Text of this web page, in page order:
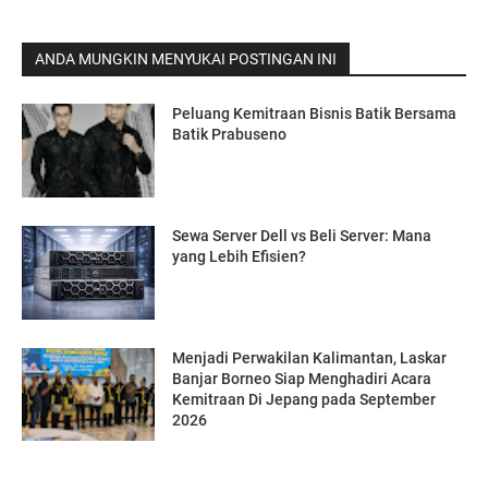
ANDA MUNGKIN MENYUKAI POSTINGAN INI
Peluang Kemitraan Bisnis Batik Bersama
Batik Prabuseno
Sewa Server Dell vs Beli Server: Mana
yang Lebih Efisien?
Menjadi Perwakilan Kalimantan, Laskar
Banjar Borneo Siap Menghadiri Acara
Kemitraan Di Jepang pada September
2026